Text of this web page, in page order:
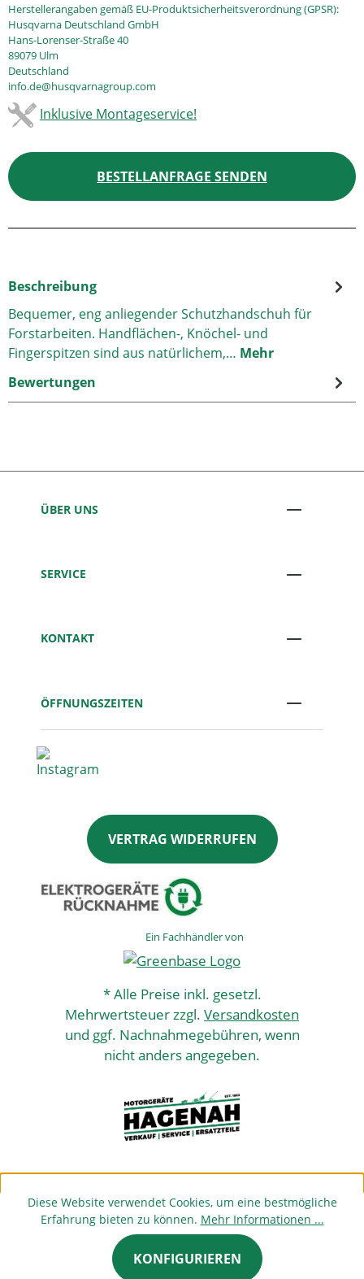
Herstellerangaben gemäß EU-Produktsicherheitsverordnung (GPSR):
Husqvarna Deutschland GmbH
Hans-Lorenser-Straße 40
89079 Ulm
Deutschland
info.de@husqvarnagroup.com
Inklusive Montageservice!
BESTELLANFRAGE SENDEN
Beschreibung
Bequemer, eng anliegender Schutzhandschuh für
Forstarbeiten. Handflächen-, Knöchel- und
Fingerspitzen sind aus natürlichem,… Mehr
Bewertungen
ÜBER UNS
SERVICE
KONTAKT
ÖFFNUNGSZEITEN
VERTRAG WIDERRUFEN
Ein Fachhändler von
* Alle Preise inkl. gesetzl.
Mehrwertsteuer zzgl. Versandkosten
und ggf. Nachnahmegebühren, wenn
nicht anders angegeben.
Diese Website verwendet Cookies, um eine bestmögliche
Erfahrung bieten zu können. Mehr Informationen ...
KONFIGURIEREN